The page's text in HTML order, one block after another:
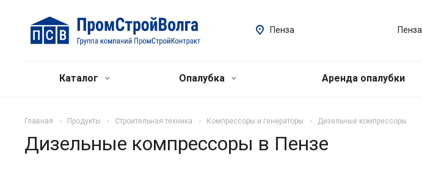
Пенза
Пенза
Каталог Опалубка Аренда опалубки
Главная Продукты Строительная техника Компрессоры и генераторы Дизельные компрессоры
Дизельные компрессоры в Пензе